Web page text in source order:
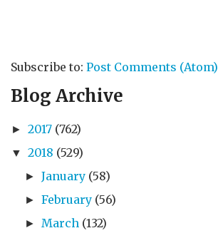
Subscribe to: Post Comments (Atom)
Blog Archive
► 2017 (762)
▼ 2018 (529)
►January (58)
►February (56)
► March (132)